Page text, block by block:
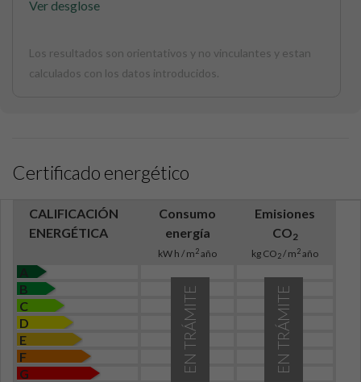
Ver desglose
Los resultados son orientativos y no vinculantes y estan
calculados con los datos introducidos.
Certificado energético
CALIFICACIÓN
ENERGÉTICA
Consumo
energía
kW h / m2año
Emisiones
CO2
kg CO2/ m2año
A
B
C
D
E
F
G
EN TRÁMITE
EN TRÁMITE